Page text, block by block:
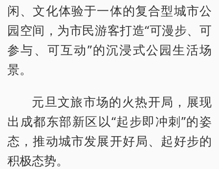
闲、文化体验于一体的复合型城市公
园空间，为市民游客打造“可漫步、可
参与、可互动”的沉浸式公园生活场
景。
元旦文旅市场的火热开局，展现
出成都东部新区以“起步即冲刺”的姿
态，推动城市发展开好局、起好步的
积极态势。